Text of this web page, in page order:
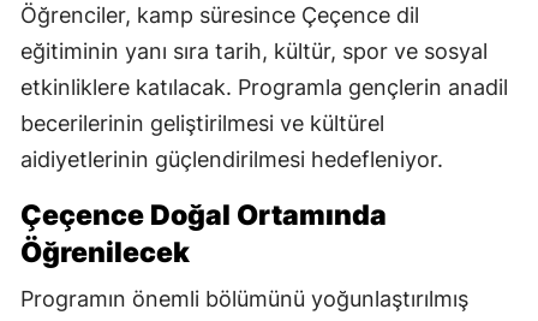
Öğrenciler, kamp süresince Çeçence dil
eğitiminin yanı sıra tarih, kültür, spor ve sosyal
etkinliklere katılacak. Programla gençlerin anadil
becerilerinin geliştirilmesi ve kültürel
aidiyetlerinin güçlendirilmesi hedefleniyor.
Çeçence Doğal Ortamında
Öğrenilecek
Programın önemli bölümünü yoğunlaştırılmış